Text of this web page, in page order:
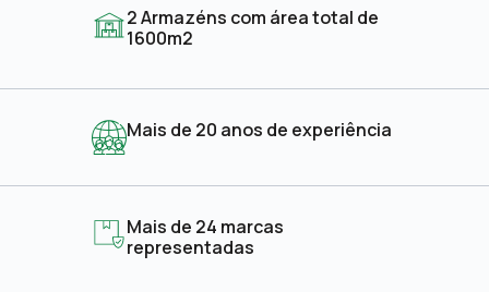
2 Armazéns com área total de
1600m2
Mais de 20 anos de experiência
Mais de 24 marcas
representadas